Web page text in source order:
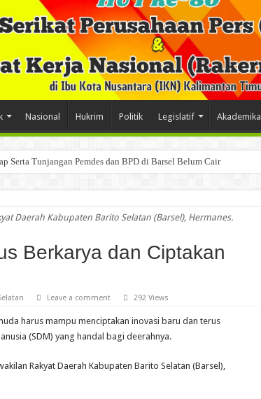
Nasional Hukrim Politik Legislatif Akademika
Serta Tunjangan Pemdes dan BPD di Barsel Belum Cair
Daerah Kabupaten Barito Selatan (Barsel), Hermanes.
Berkarya dan Ciptakan
Leave a comment 292 Views
harus mampu menciptakan inovasi baru dan terus
(SDM) yang handal bagi deerahnya.
Rakyat Daerah Kabupaten Barito Selatan (Barsel),